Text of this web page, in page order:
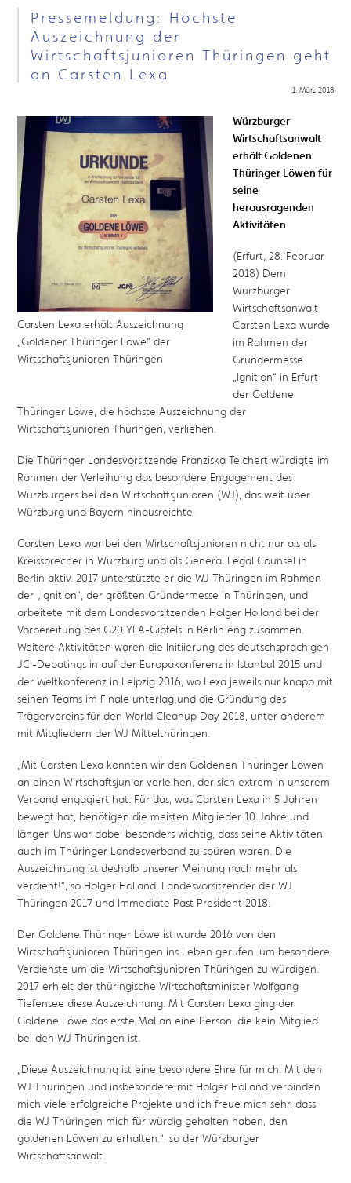
Pressemeldung: Höchste
Auszeichnung der
Wirtschaftsjunioren Thüringen geht
an Carsten Lexa
1. März 2018
Carsten Lexa erhält Auszeichnung
„Goldener Thüringer Löwe“ der
Wirtschaftsjunioren Thüringen
Würzburger
Wirtschaftsanwalt
erhält Goldenen
Thüringer Löwen für
seine
herausragenden
Aktivitäten
(Erfurt, 28. Februar
2018) Dem
Würzburger
Wirtschaftsanwalt
Carsten Lexa wurde
im Rahmen der
Gründermesse
„Ignition“ in Erfurt
der Goldene
Thüringer Löwe, die höchste Auszeichnung der
Wirtschaftsjunioren Thüringen, verliehen.
Die Thüringer Landesvorsitzende Franziska Teichert würdigte im
Rahmen der Verleihung das besondere Engagement des
Würzburgers bei den Wirtschaftsjunioren (WJ), das weit über
Würzburg und Bayern hinausreichte.
Carsten Lexa war bei den Wirtschaftsjunioren nicht nur als als
Kreissprecher in Würzburg und als General Legal Counsel in
Berlin aktiv. 2017 unterstützte er die WJ Thüringen im Rahmen
der „Ignition“, der größten Gründermesse in Thüringen, und
arbeitete mit dem Landesvorsitzenden Holger Holland bei der
Vorbereitung des G20 YEA-Gipfels in Berlin eng zusammen.
Weitere Aktivitäten waren die Initiierung des deutschsprachigen
JCI-Debatings in auf der Europakonferenz in Istanbul 2015 und
der Weltkonferenz in Leipzig 2016, wo Lexa jeweils nur knapp mit
seinen Teams im Finale unterlag und die Gründung des
Trägervereins für den World Cleanup Day 2018, unter anderem
mit Mitgliedern der WJ Mittelthüringen.
„Mit Carsten Lexa konnten wir den Goldenen Thüringer Löwen
an einen Wirtschaftsjunior verleihen, der sich extrem in unserem
Verband engagiert hat. Für das, was Carsten Lexa in 5 Jahren
bewegt hat, benötigen die meisten Mitglieder 10 Jahre und
länger. Uns war dabei besonders wichtig, dass seine Aktivitäten
auch im Thüringer Landesverband zu spüren waren. Die
Auszeichnung ist deshalb unserer Meinung nach mehr als
verdient!“, so Holger Holland, Landesvorsitzender der WJ
Thüringen 2017 und Immediate Past President 2018.
Der Goldene Thüringer Löwe ist wurde 2016 von den
Wirtschaftsjunioren Thüringen ins Leben gerufen, um besondere
Verdienste um die Wirtschaftsjunioren Thüringen zu würdigen.
2017 erhielt der thüringische Wirtschaftsminister Wolfgang
Tiefensee diese Auszeichnung. Mit Carsten Lexa ging der
Goldene Löwe das erste Mal an eine Person, die kein Mitglied
bei den WJ Thüringen ist.
„Diese Auszeichnung ist eine besondere Ehre für mich. Mit den
WJ Thüringen und insbesondere mit Holger Holland verbinden
mich viele erfolgreiche Projekte und ich freue mich sehr, dass
die WJ Thüringen mich für würdig gehalten haben, den
goldenen Löwen zu erhalten.“, so der Würzburger
Wirtschaftsanwalt.